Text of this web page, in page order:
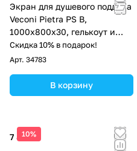
Экран для душевого поддона
Veconi Pietra PS B,
1000x800x30, гелькоут и
стекловолокно, черный
Скидка 10% в подарок!
Арт. 34783
В корзину
10%
7 873 ₽